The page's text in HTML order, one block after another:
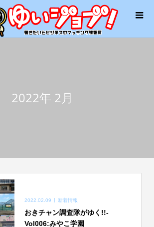
2022年 2月
2022.02.09 新着情報
おきチャン調査隊がゆく!!-
Vol006:みやこ学園